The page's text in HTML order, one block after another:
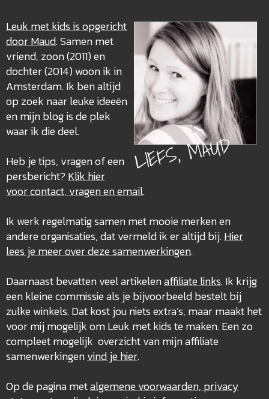
LIEFS, MAUD
Leuk met kids is opgericht
door Maud. Samen met
vriend, zoon (2011) en
dochter (2014) woon ik in
Amsterdam. Ik ben altijd
op zoek naar leuke ideeën
en mijn blog is de plek
waar ik die deel.
Heb je tips, vragen of een
persbericht? Klik hier
voor contact, vragen en email.
Ik werk regelmatig samen met mooie merken en
andere organisaties, dat vermeld ik er altijd bij.Hier
lees je meer over dezesamenwerkingen.
Daarnaast bevatten veel artikelenaffiliate links. Ik krijg
een kleine commissie als je bijvoorbeeld bestelt bij
zulke winkels. Dat kost jou niets extra’s, maar maakt het
voor mij mogelijk om Leuk met kids te maken. Een zo
compleet mogelijk overzicht van mijn affiliate
samenwerkingenvind je hier.
Op de pagina metalgemene voorwaarden, privacy